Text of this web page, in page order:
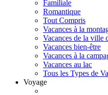
Familiale
Romantique
Tout Compris
Vacances à la
Vacances de la ville
Vacances bien-être
Vacances à la
Vacances au lac
Tous les Types de
Voyage